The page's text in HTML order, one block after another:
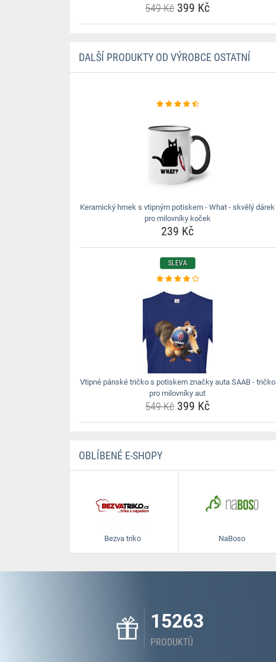
549 Kč399 Kč
DALŠÍ PRODUKTY OD VÝROBCE OSTATNÍ
Keramický hrnek s vtipným potiskem - What - skvělý dárek
pro milovníky koček
239 Kč
SLEVA
Vtipné pánské tričko s potiskem značky auta SAAB - tričko
pro milovníky aut
549 Kč399 Kč
OBLÍBENÉ E-SHOPY
Bezva triko NaBoso
15263
PRODUKTŮ